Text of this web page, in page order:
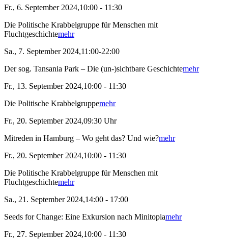
Fr., 6. September 2024,10:00 - 11:30
Die Politische Krabbelgruppe für Menschen mit
Fluchtgeschichtemehr
Sa., 7. September 2024,11:00-22:00
Der sog. Tansania Park – Die (un-)sichtbare Geschichtemehr
Fr., 13. September 2024,10:00 - 11:30
Die Politische Krabbelgruppemehr
Fr., 20. September 2024,09:30 Uhr
Mitreden in Hamburg – Wo geht das? Und wie?mehr
Fr., 20. September 2024,10:00 - 11:30
Die Politische Krabbelgruppe für Menschen mit
Fluchtgeschichtemehr
Sa., 21. September 2024,14:00 - 17:00
Seeds for Change: Eine Exkursion nach Minitopiamehr
Fr., 27. September 2024,10:00 - 11:30